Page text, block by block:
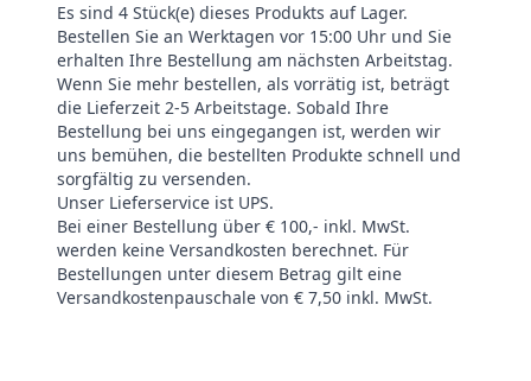
Es sind 4 Stück(e) dieses Produkts auf Lager.
Bestellen Sie an Werktagen vor 15:00 Uhr und Sie
erhalten Ihre Bestellung am nächsten Arbeitstag.
Wenn Sie mehr bestellen, als vorrätig ist, beträgt
die Lieferzeit 2-5 Arbeitstage. Sobald Ihre
Bestellung bei uns eingegangen ist, werden wir
uns bemühen, die bestellten Produkte schnell und
sorgfältig zu versenden.
Unser Lieferservice ist UPS.
Bei einer Bestellung über € 100,- inkl. MwSt.
werden keine Versandkosten berechnet. Für
Bestellungen unter diesem Betrag gilt eine
Versandkostenpauschale von € 7,50 inkl. MwSt.